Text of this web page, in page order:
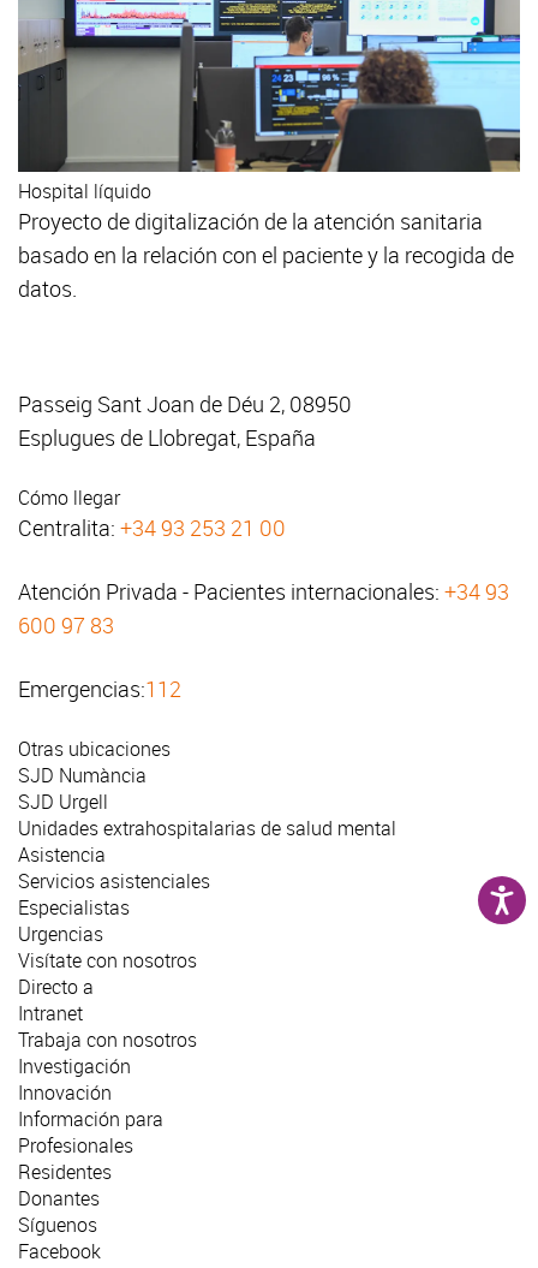
Hospital líquido
Proyecto de digitalización de la atención sanitaria
basado en la relación con el paciente y la recogida de
datos.
Passeig Sant Joan de Déu 2, 08950
Esplugues de Llobregat, España
Cómo llegar
Centralita: +34 93 253 21 00
Atención Privada - Pacientes internacionales: +34 93
600 97 83
Emergencias:112
Otras ubicaciones
SJD Numància
SJD Urgell
Unidades extrahospitalarias de salud mental
Asistencia
Servicios asistenciales
Especialistas
Urgencias
Visítate con nosotros
Directo a
Intranet
Trabaja con nosotros
Investigación
Innovación
Información para
Profesionales
Residentes
Donantes
Síguenos
Facebook